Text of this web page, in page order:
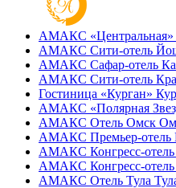
АМАКС «‎Центральная»
АМАКС Сити-отель
АМАКС Сафар-отель
АМАКС Сити-отель
Гостиница «‎Курган»
АМАКС «Полярная
АМАКС Отель ‎Омск
АМАКС Премьер-отель
АМАКС Конгресс-отель
АМАКС Конгресс-отель
АМАКС Отель Тула